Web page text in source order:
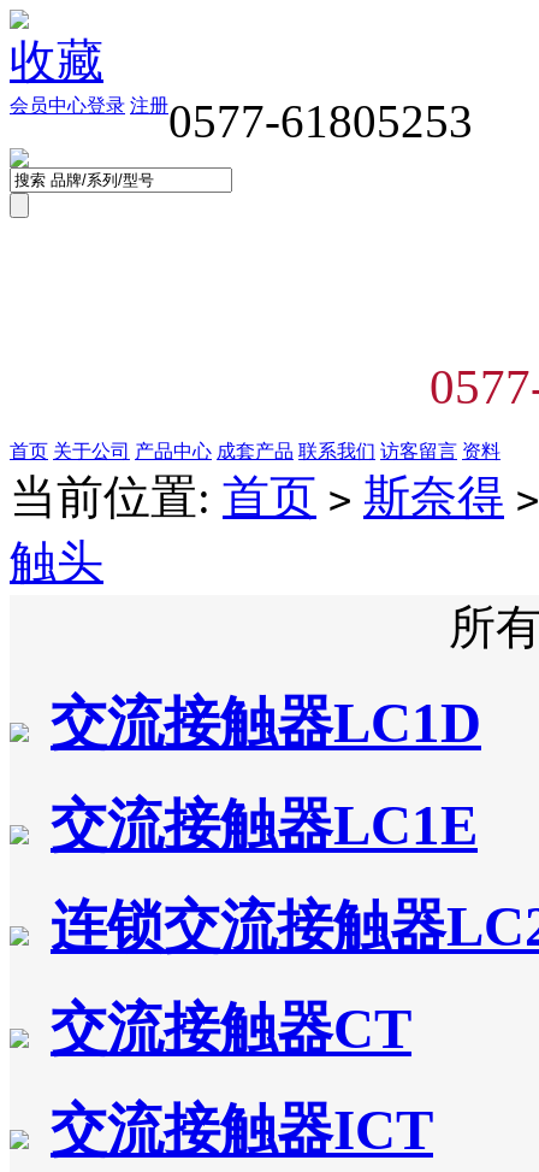
收藏
0577-61805253
登录 注册
会员中心
首页 关于公司 产品中心 成套产品 联系我们 访客留言 资料
当前位置: 首页 > 斯奈得 >
触头
所
交流接触器LC1D
交流接触器LC1E
连锁交流接触器
交流接触器CT
交流接触器ICT